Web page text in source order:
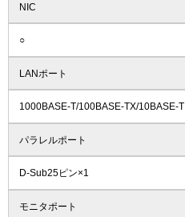
NIC
○
LANポート
1000BASE-T/100BASE-TX/10BASE-T
パラレルポート
D-Sub25ピン×1
モニタポート